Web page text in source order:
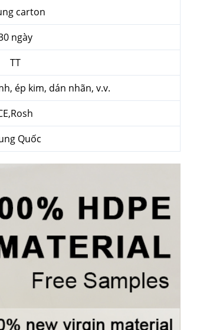
carton
ngày
TT
ép kim, dán nhãn, v.v.
Quốc